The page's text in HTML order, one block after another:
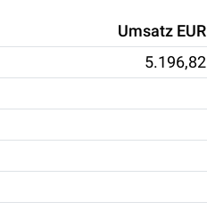
Umsatz EUR
5.196,82